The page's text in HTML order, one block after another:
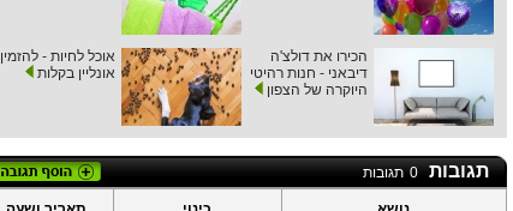
הכירו את דולצ'ה
דיבאני - חנות רהיטי
היוקרה של הצפון
אוכל לחיות - להזמין
אונליין בקלות
תגובות 0 תגובות